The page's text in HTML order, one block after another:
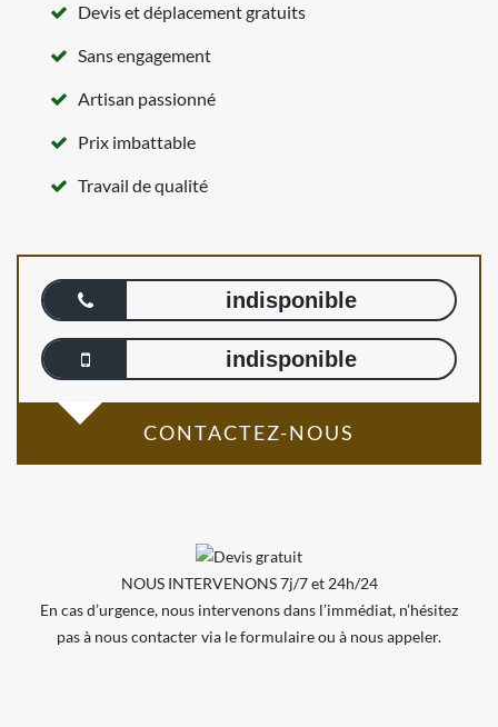
Devis et déplacement gratuits
Sans engagement
Artisan passionné
Prix imbattable
Travail de qualité
indisponible
indisponible
CONTACTEZ-NOUS
NOUS INTERVENONS 7j/7 et 24h/24
En cas d’urgence, nous intervenons dans l’immédiat, n’hésitez
pas à nous contacter via le formulaire ou à nous appeler.